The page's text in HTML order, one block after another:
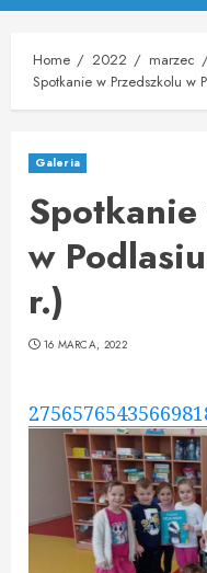
Menu
Home 2022 marzec
Spotkanie w Przedszkolu w
Galeria
w
r.)
16 MARCA, 2022